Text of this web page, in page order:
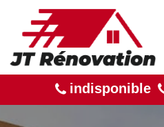
indisponible